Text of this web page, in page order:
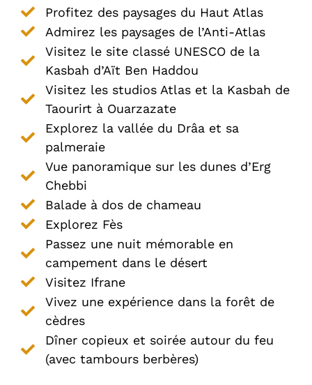
Profitez des paysages du Haut Atlas
Admirez les paysages de l’Anti-Atlas
Visitez le site classé UNESCO de la
Kasbah d’Aït Ben Haddou
Visitez les studios Atlas et la Kasbah de
Taourirt à Ouarzazate
Explorez la vallée du Drâa et sa
palmeraie
Vue panoramique sur les dunes d’Erg
Chebbi
Balade à dos de chameau
Explorez Fès
Passez une nuit mémorable en
campement dans le désert
Visitez Ifrane
Vivez une expérience dans la forêt de
cèdres
Dîner copieux et soirée autour du feu
(avec tambours berbères)